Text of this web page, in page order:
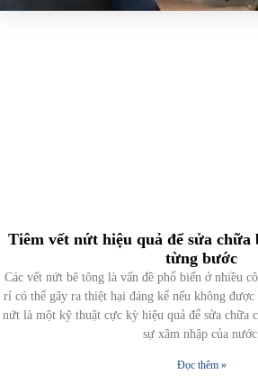
Tiêm vết nứt hiệu quả để sửa chữa
từng bước
Các vết nứt bê tông là vấn đề phổ biến ở nhiều
rỉ có thể gây ra thiệt hại đáng kể nếu không
nứt là một kỹ thuật cực kỳ hiệu quả để sửa chữa
sự xâm nhập của
Đọc thêm »